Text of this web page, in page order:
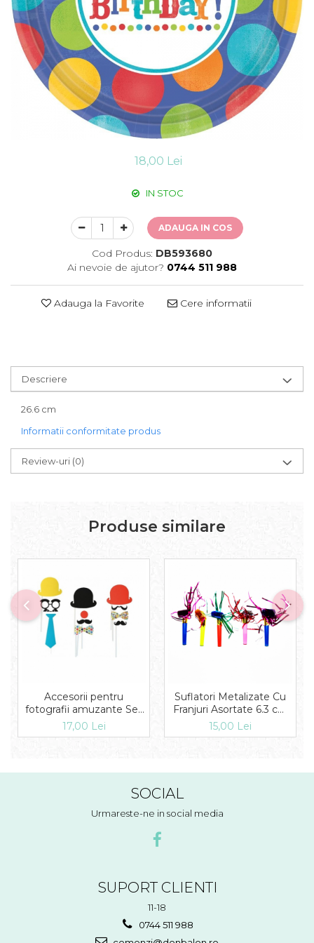
Suflatori
Farfurii,pahare & servetele
Ornamente sala
Masti
Confetti
Accesorii Baloane
Baloane Ocazii Speciale
Prima aniversare
18,00 Lei
IN STOC
ADAUGA IN COS
Cod Produs: DB593680
Ai nevoie de ajutor? 0744 511 988
Adauga la Favorite Cere informatii
Descriere
26.6 cm
Informatii conformitate produs
Review-uri (0)
Produse similare
Accesorii pentru
fotografii amuzante Set
4 buc DB181064
17,00 Lei
Suflatori Metalizate Cu
Franjuri Asortate 6.3 cm
set 8 buc
DB.SMFIT.S.FOLIE.FR
15,00 Lei
SOCIAL
Urmareste-ne in social media
SUPORT CLIENTI
11-18
0744 511 988